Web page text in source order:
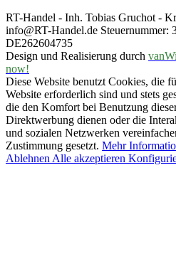
RT-Handel - Inh. Tobias Gruchot -
info@RT-Handel.de Steuernummer:
DE262604735
Design und Realisierung durch
now!
Diese Website benutzt Cookies, die
Website erforderlich sind und stets
die den Komfort bei Benutzung
Direktwerbung dienen oder die
und sozialen Netzwerken
Zustimmung gesetzt. Mehr
Ablehnen Alle akzeptieren